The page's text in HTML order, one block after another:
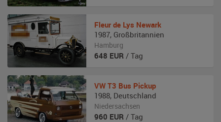
Fleur de Lys Newark
1987, Großbritannien
Hamburg
648 EUR / Tag
VW T3 Bus Pickup
1988, Deutschland
Niedersachsen
960 EUR / Tag